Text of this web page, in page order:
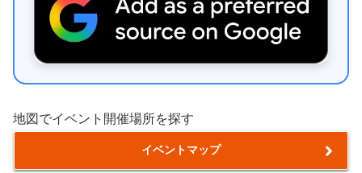
地図でイベント開催場所を探す
イベントマップ